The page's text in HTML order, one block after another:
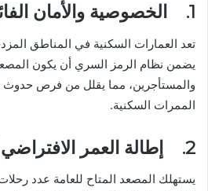
1. الخصوصية والأمان الفائق
تعد العمارات السكنية في المناطق
يضمن نظام الرمز السري أن يكون
والمستأجرين، مما يقلل من فرص
الممرات السكنية.
2. إطالة العمر الافتراضي للمصعد
يستهلك المصعد المتاح للعامة عدد